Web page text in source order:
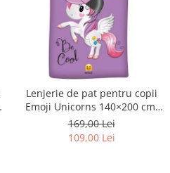
Lenjerie de pat pentru copii
Emoji Unicorns 140×200 cm,
70×90 cm, Disney, 100%
bumbac
169,00 Lei
109,00 Lei